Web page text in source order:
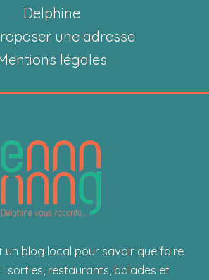
Delphine
une adresse
légales
un blog local pour savoir que faire
sorties, restaurants, balades et